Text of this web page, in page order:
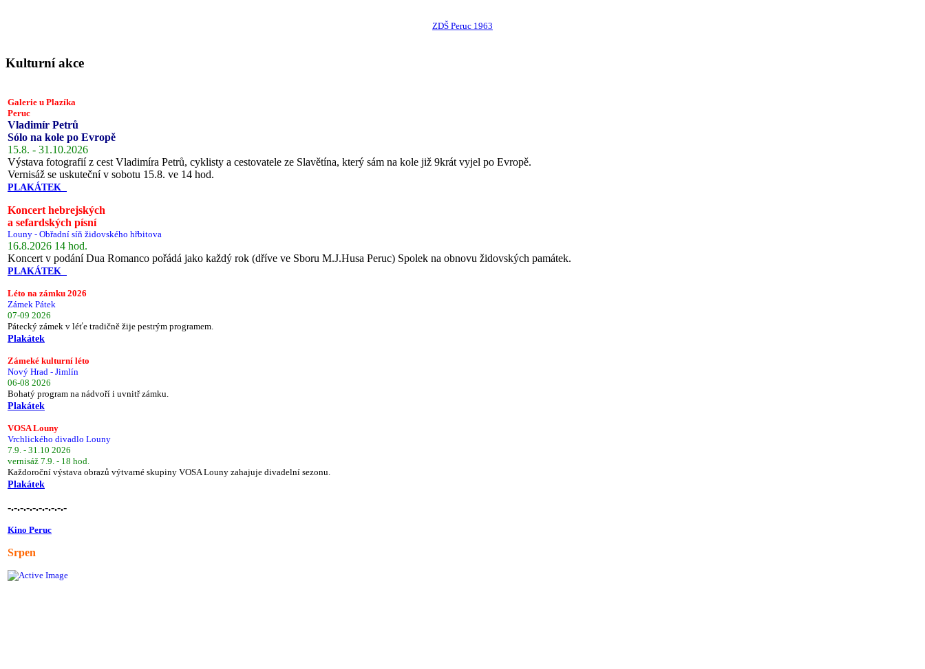
ZDŠ Peruc 1963
Kulturní akce
Galerie u Plazíka
Peruc
Vladimír Petrů
Sólo na kole po Evropě
15.8. - 31.10.2026
Výstava fotografií z cest Vladimíra Petrů, cyklisty a cestovatele ze Slavětína, který sám na kole již 9krát vyjel po Evropě.
Vernisáž se uskuteční v sobotu 15.8. ve 14 hod.
PLAKÁTEK
Koncert hebrejských
a sefardských písní
Louny - Obřadní síň židovského hřbitova
16.8.2026 14 hod.
Koncert v podání Dua Romanco pořádá jako každý rok (dříve ve Sboru M.J.Husa Peruc) Spolek na obnovu židovských památek.
PLAKÁTEK
Léto na zámku 2026
Zámek Pátek
07-09 2026
Pátecký zámek v léťe tradičně žije pestrým programem.
Plakátek
Zámeké kulturní léto
Nový Hrad - Jimlín
06-08 2026
Bohatý program na nádvoří i uvnitř zámku.
Plakátek
VOSA Louny
Vrchlického divadlo Louny
7.9. - 31.10 2026
vernisáž 7.9. - 18 hod.
Každoroční výstava obrazů výtvarné skupiny VOSA Louny zahajuje divadelní sezonu.
Plakátek
-.-.-.-.-.-.-.-.-.-
Kino Peruc
Srpen